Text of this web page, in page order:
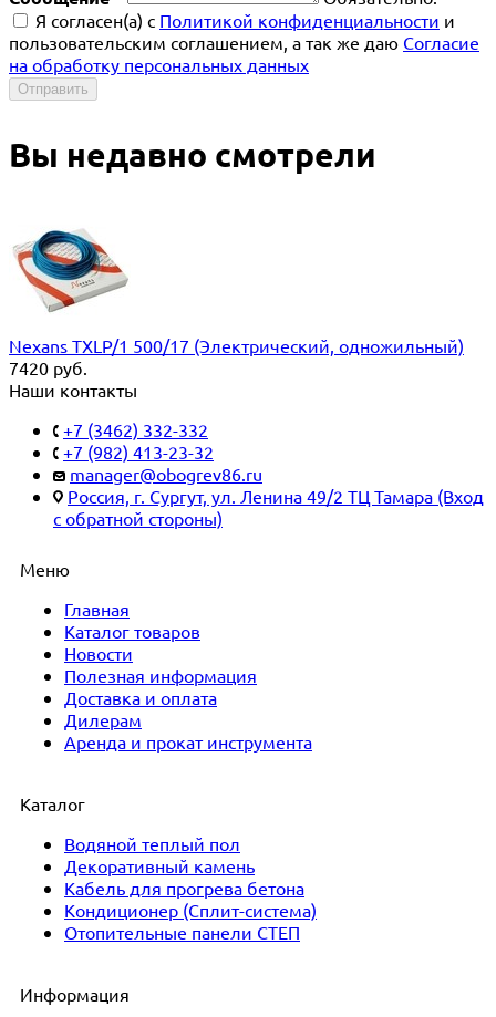
Я согласен(a) с Политикой конфиденциальности и
пользовательским соглашением, а так же даю Согласие
на обработку персональных данных
Отправить
Вы недавно смотрели
Nexans TXLP/1 500/17 (Электрический, одножильный)
7420 руб.
Наши контакты
+7 (3462) 332-332
+7 (982) 413-23-32
manager@obogrev86.ru
Россия, г. Сургут, ул. Ленина 49/2 ТЦ Тамара (Вход
с обратной стороны)
Меню
Главная
Каталог товаров
Новости
Полезная информация
Доставка и оплата
Дилерам
Аренда и прокат инструмента
Каталог
Водяной теплый пол
Декоративный камень
Кабель для прогрева бетона
Кондиционер (Сплит-система)
Отопительные панели СТЕП
Информация